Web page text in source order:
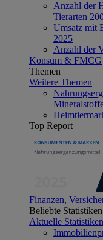
Anzahl der
Tierarten
Umsatz mit
2025
Anzahl der
Konsum & FMCG
Themen
Weitere Themen
Top Report
Finanzen,
Beliebte Statistiken
Aktuelle Statistiken